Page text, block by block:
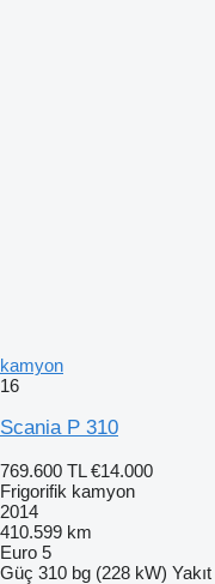
kamyon
16
Scania P 310
769.600 TL €14.000
Frigorifik kamyon
2014
410.599 km
Euro 5
Güç 310 bg (228 kW) Yakıt